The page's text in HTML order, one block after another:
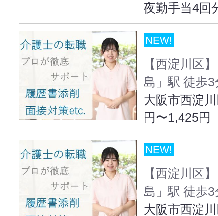
夜勤手当4回
NEW!
【西淀川区
島」駅 徒歩
大阪市西淀
円〜1,425円
NEW!
【西淀川区
島」駅 徒歩
大阪市西淀